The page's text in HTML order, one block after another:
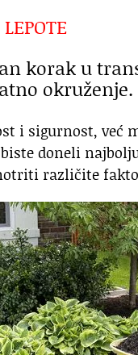
korak u
okruženje.
i sigurnost, već
doneli
različite